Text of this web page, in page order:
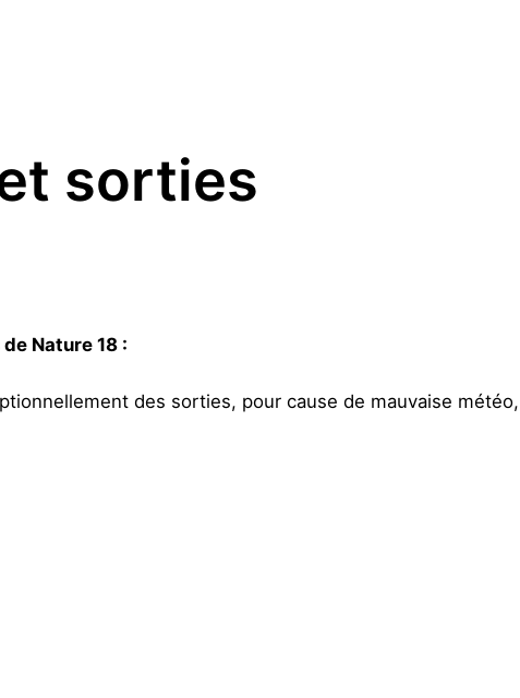
sorties
Nature 18 :
des sorties, pour cause de mauvaise